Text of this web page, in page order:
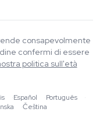
consapevolmente
confermi di essere
politica sull'età
·Español ·Português
·
·Čeština